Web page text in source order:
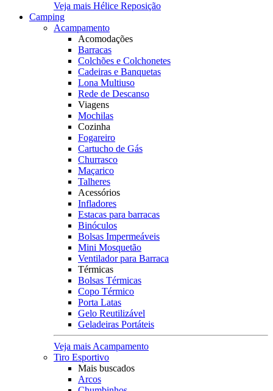
Veja mais Hélice Reposição
Camping
Acampamento
Acomodações
Barracas
Colchões e Colchonetes
Cadeiras e Banquetas
Lona Multiuso
Rede de Descanso
Viagens
Mochilas
Cozinha
Fogareiro
Cartucho de Gás
Churrasco
Maçarico
Talheres
Acessórios
Infladores
Estacas para barracas
Binóculos
Bolsas Impermeáveis
Mini Mosquetão
Ventilador para Barraca
Térmicas
Bolsas Térmicas
Copo Térmico
Porta Latas
Gelo Reutilizável
Geladeiras Portáteis
Veja mais Acampamento
Tiro Esportivo
Mais buscados
Arcos